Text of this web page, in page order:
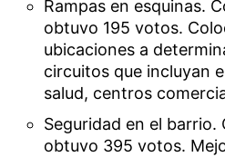
Rampas en esquinas.
obtuvo 195 votos.
ubicaciones a
circuitos que incluyan
salud, centros
Seguridad en el
obtuvo 395 votos.